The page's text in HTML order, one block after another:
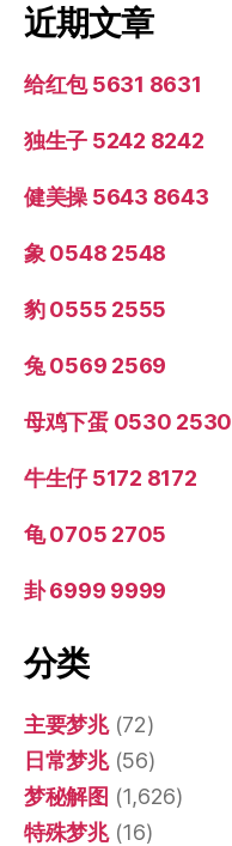
近期文章
给红包 5631 8631
独生子 5242 8242
健美操 5643 8643
象 0548 2548
豹 0555 2555
兔 0569 2569
母鸡下蛋 0530 2530
牛生仔 5172 8172
龟 0705 2705
卦 6999 9999
分类
主要梦兆(72)
日常梦兆(56)
梦秘解图 (1,626)
特殊梦兆(16)